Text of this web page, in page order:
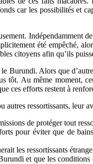
car les possibilités et
Indépendamment
été empêché,
citoyens afin qu’ils
Burundi. Alors que
tôt. Au même moment,
ces efforts restent à
ressortissants, leur
de protéger tout
pour éviter que de
les ressortissants
et que les